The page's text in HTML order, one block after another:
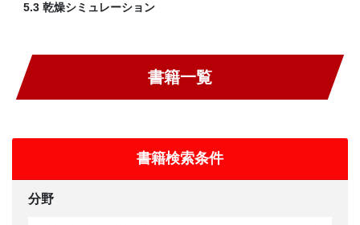
5.3 乾燥シミュレーション
書籍一覧
書籍検索条件
分野